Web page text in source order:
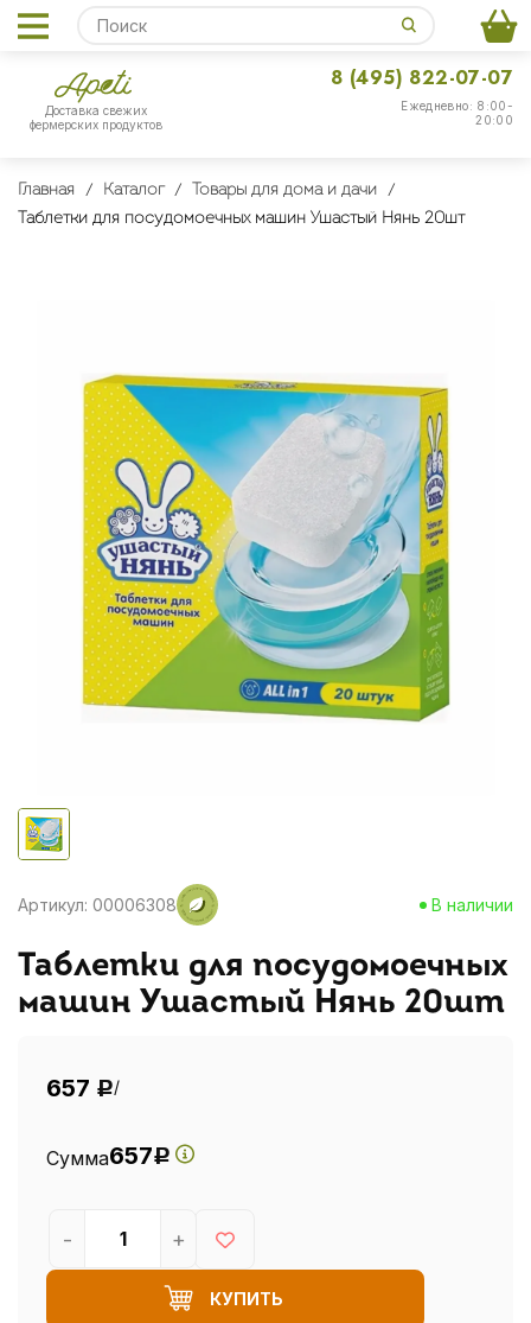
Доставка свежих
фермерских продуктов
Ежедневно: 8:00-
20:00
8 (495) 822-07-07
Главная Каталог
Товары для дома и дачи
Таблетки для посудомоечных машин Ушастый Нянь 20шт
Артикул: 00006308 В наличии
Таблетки для посудомоечных
машин Ушастый Нянь 20шт
657 Р/
Сумма657Р
КУПИТЬ
- +